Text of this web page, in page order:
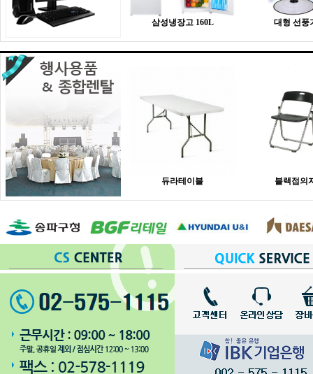
삼성냉장고 160L 대형 선풍
듀라테이블 블랙접의